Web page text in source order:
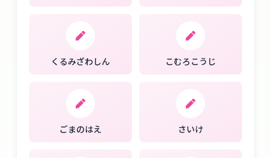
くるみざわしん こむろこうじ
ごまのはえ さいけ